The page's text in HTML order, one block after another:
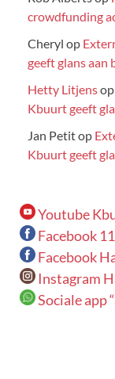
crowdfunding
Cheryl op
geeft glans
Hetty Litjensop
Kbuurt geeft
Jan Petitop
Kbuurt geeft
Youtube
Facebook
Facebook
Instagram
Sociale app